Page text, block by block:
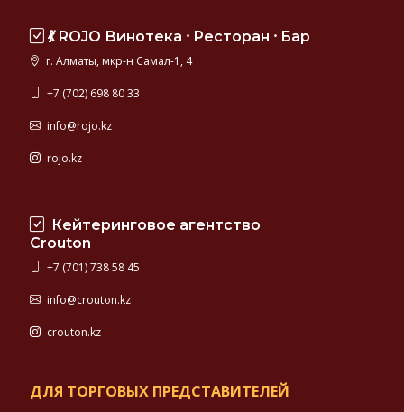
💃 ROJO Винотека ⸱ Ресторан ⸱ Бар
г. Алматы, мкр-н Самал-1, 4
+7 (702) 698 80 33
info@rojo.kz
rojo.kz
Кейтеринговое агентство
Crouton
+7 (701) 738 58 45
info@crouton.kz
crouton.kz
ДЛЯ ТОРГОВЫХ ПРЕДСТАВИТЕЛЕЙ